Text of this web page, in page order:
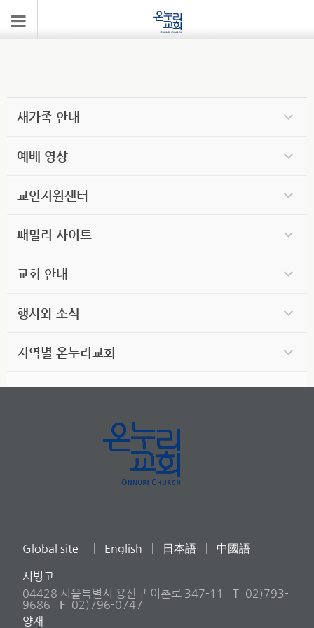
새가족 안내
예배 영상
교인지원센터
패밀리 사이트
교회 안내
행사와 소식
지역별 온누리교회
Global site English 日本語 中國語
서빙고
04428 서울특별시 용산구 이촌로 347-11
T 02)793-
9686
F 02)796-0747
양재